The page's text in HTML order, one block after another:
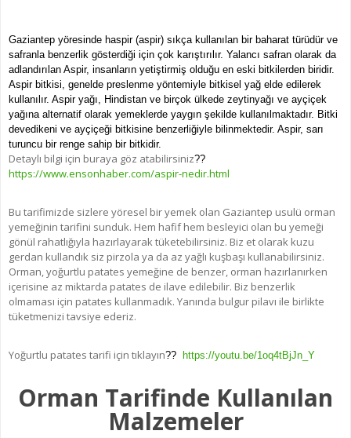
Gaziantep yöresinde haspir (aspir) sıkça kullanılan bir baharat türüdür ve
safranla benzerlik gösterdiği için çok karıştırılır. Yalancı safran olarak da
adlandırılan Aspir, insanların yetiştirmiş olduğu en eski bitkilerden biridir.
Aspir bitkisi, genelde preslenme yöntemiyle bitkisel yağ elde edilerek
kullanılır. Aspir yağı, Hindistan ve birçok ülkede zeytinyağı ve ayçiçek
yağına alternatif olarak yemeklerde yaygın şekilde kullanılmaktadır. Bitki
devedikeni ve ayçiçeği bitkisine benzerliğiyle bilinmektedir. Aspir, sarı
turuncu bir renge sahip bir bitkidir.
Detaylı bilgi için buraya göz atabilirsiniz??
https://www.ensonhaber.com/aspir-nedir.html
Bu tarifimizde sizlere yöresel bir yemek olan Gaziantep usulü orman
yemeğinin tarifini sunduk. Hem hafif hem besleyici olan bu yemeği
gönül rahatlığıyla hazırlayarak tüketebilirsiniz. Biz et olarak kuzu
gerdan kullandık siz pirzola ya da az yağlı kuşbaşı kullanabilirsiniz.
Orman, yoğurtlu patates yemeğine de benzer, orman hazırlanırken
içerisine az miktarda patates de ilave edilebilir. Biz benzerlik
olmaması için patates kullanmadık. Yanında bulgur pilavı ile birlikte
tüketmenizi tavsiye ederiz.
Yoğurtlu patates tarifi için tıklayın?? https://youtu.be/1oq4tBjJn_Y
Orman Tarifinde Kullanılan
Malzemeler